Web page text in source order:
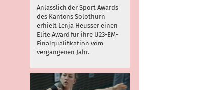
Anlässlich der Sport Awards
des Kantons Solothurn
erhielt Lenja Heusser einen
Elite Award für ihre U23-EM-
Finalqualifikation vom
vergangenen Jahr.